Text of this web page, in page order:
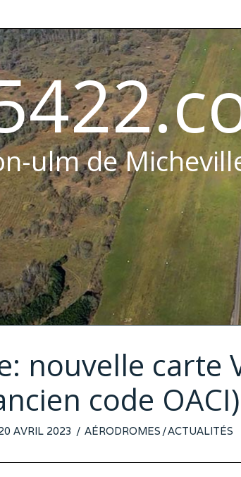
ulm de
nouvelle carte
code OACI)
AVRIL 2023 13
2023
AÉRODROMES /ACTUALITÉS